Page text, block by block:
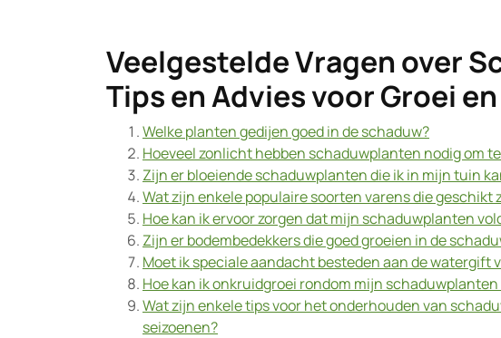
Veelgestelde Vragen over
Tips en Advies voor Groei
Welke planten gedijen goed in de schaduw?
Hoeveel zonlicht hebben schaduwplanten nodig om
Zijn er bloeiende schaduwplanten die ik in mijn tuin
Wat zijn enkele populaire soorten varens die
Hoe kan ik ervoor zorgen dat mijn schaduwplanten
Zijn er bodembedekkers die goed groeien in de
Moet ik speciale aandacht besteden aan de watergift
Hoe kan ik onkruidgroei rondom mijn
Wat zijn enkele tips voor het onderhouden van
seizoenen?